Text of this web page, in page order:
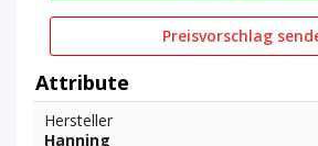
Preisvorschlag
Attribute
Hersteller
Hanning